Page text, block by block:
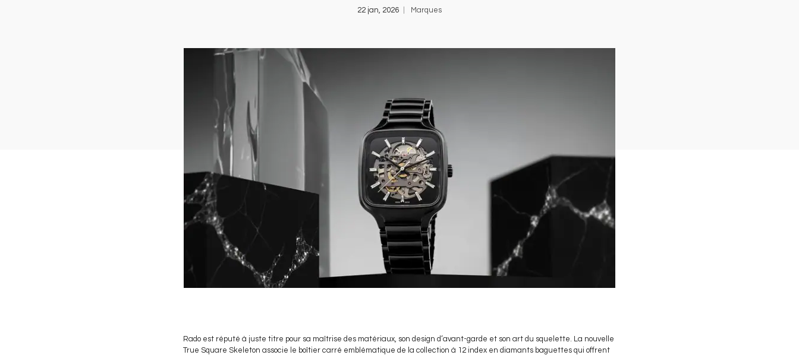
22 jan, 2026 Marques
Rado est réputé à juste titre pour sa maîtrise des matériaux, son design d’avant-garde et son art du squelette. La nouvelle
True Square Skeleton associe le boîtier carré emblématique de la collection à 12 index en diamants baguettes qui offrent